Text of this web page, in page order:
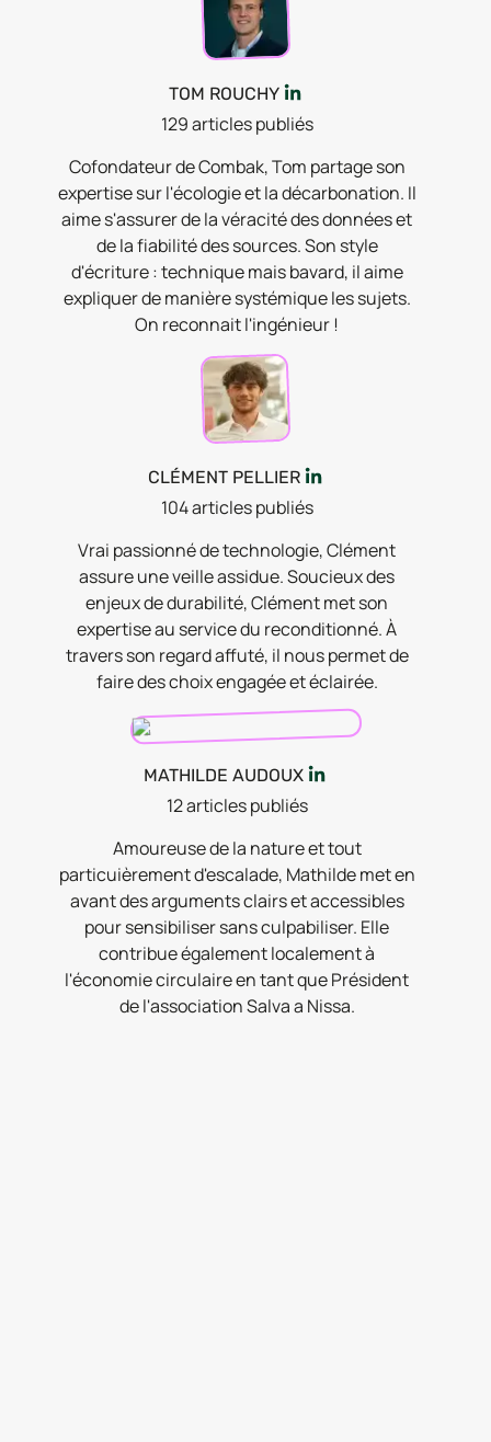
TOM ROUCHY
129articlespubliés
Cofondateur de Combak, Tom partage son
expertise sur l'écologie et la décarbonation. Il
aime s'assurer de la véracité des données et
de la fiabilité des sources. Son style
d'écriture : technique mais bavard, il aime
expliquer de manière systémique les sujets.
On reconnait l'ingénieur !
CLÉMENT PELLIER
104articlespubliés
Vrai passionné de technologie, Clément
assure une veille assidue. Soucieux des
enjeux de durabilité, Clément met son
expertise au service du reconditionné. À
travers son regard affuté, il nous permet de
faire des choix engagée et éclairée.
MATHILDE AUDOUX
12articlespubliés
Amoureuse de la nature et tout
particuièrement d'escalade, Mathilde met en
avant des arguments clairs et accessibles
pour sensibiliser sans culpabiliser. Elle
contribue également localement à
l'économie circulaire en tant que Président
de l'association Salva a Nissa.